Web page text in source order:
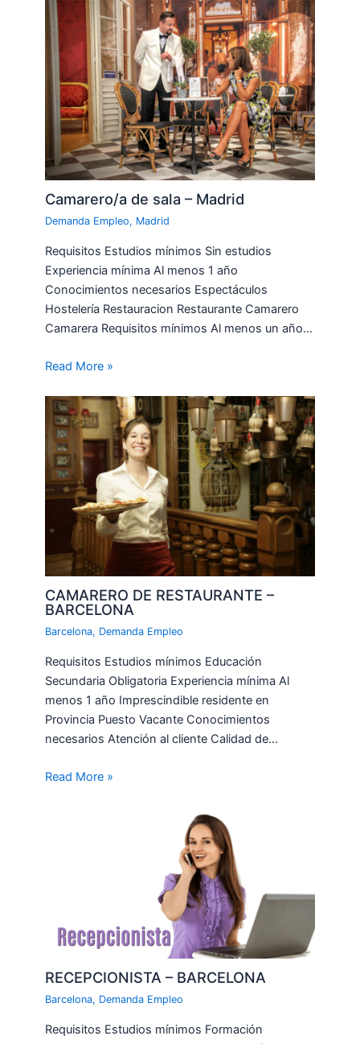
Camarero/a de sala – Madrid
Demanda Empleo, Madrid
Requisitos Estudios mínimos Sin estudios
Experiencia mínima Al menos 1 año
Conocimientos necesarios Espectáculos
Hostelería Restauracion Restaurante Camarero
Camarera Requisitos mínimos Al menos un año…
Read More »
CAMARERO DE RESTAURANTE –
BARCELONA
Barcelona, Demanda Empleo
Requisitos Estudios mínimos Educación
Secundaria Obligatoria Experiencia mínima Al
menos 1 año Imprescindible residente en
Provincia Puesto Vacante Conocimientos
necesarios Atención al cliente Calidad de…
Read More »
RECEPCIONISTA – BARCELONA
Barcelona, Demanda Empleo
Requisitos Estudios mínimos Formación